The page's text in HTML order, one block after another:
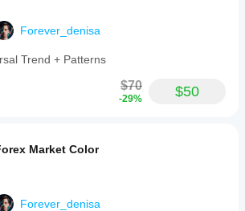
Forever_denisa
Trend + Patterns
$70
-29% $50
Market Color
Forever_denisa